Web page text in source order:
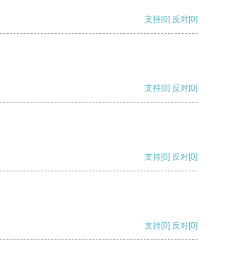
支持[0] 反对[0]
支持[0] 反对[0]
支持[0] 反对[0]
支持[0] 反对[0]